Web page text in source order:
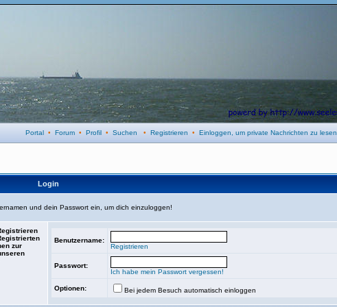
Portal • Forum • Profil • Suchen • Registrieren • Einloggen, um private Nachrichten zu lesen
Login
und dein Passwort ein, um dich einzuloggen!
zur
Benutzername:
Registrieren
Passwort:
Ich habe mein Passwort vergessen!
Optionen: Bei jedem Besuch automatisch einloggen